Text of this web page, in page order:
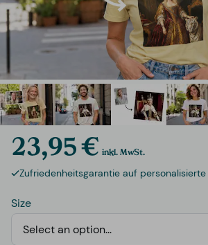
23,95 € inkl. MwSt.
Zufriedenheitsgarantie auf personalisierte
Size
Select an option...